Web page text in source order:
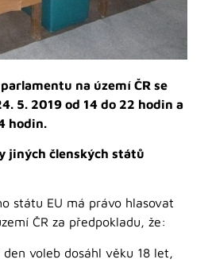
na území ČR se
5. 2019 od 14 do 22 hodin a
hodin.
jiných členských států
státu EU má právo hlasovat
ČR za předpokladu, že:
voleb dosáhl věku 18 let,